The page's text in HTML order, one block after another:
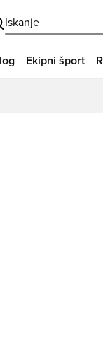
Iskanje
Ekipni šport